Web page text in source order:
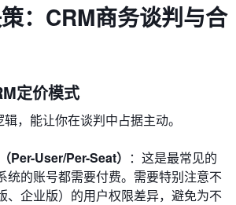
：CRM商务谈判与合
定价模式
，能让你在谈判中占据主动。
Per-User/Per-Seat） ：这是最常见的
统的账号都需要付费。需要特别注意不
、企业版）的用户权限差异，避免为不